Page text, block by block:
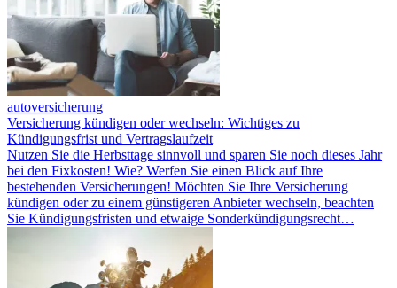
autoversicherung
Versicherung kündigen oder wechseln: Wichtiges zu
Kündigungsfrist und Vertragslaufzeit
Nutzen Sie die Herbsttage sinnvoll und sparen Sie noch dieses Jahr
bei den Fixkosten! Wie? Werfen Sie einen Blick auf Ihre
bestehenden Versicherungen! Möchten Sie Ihre Versicherung
kündigen oder zu einem günstigeren Anbieter wechseln, beachten
Sie Kündigungsfristen und etwaige Sonderkündigungsrecht…